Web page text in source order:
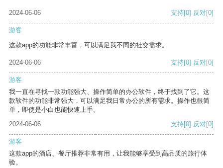
2024-06-06 支持[0] 反对[0]
游客
这款app的功能非常丰富，可以满足我不同的社交需求。
2024-06-06 支持[0] 反对[0]
游客
我一直在寻找一款功能强大、操作简单的办公软件，终于找到了它。这
款软件的功能非常强大，可以满足我日常办公的所有需求。操作也很简
单，即使是小白也能快速上手。
2024-06-06
支持[0] 反对[0]
游客
这款app的酒店、餐厅推荐非常有用，让我能够享受到高品质的旅行体
验。